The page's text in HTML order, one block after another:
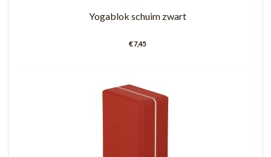
Yogablok schuim zwart
€ 7,45